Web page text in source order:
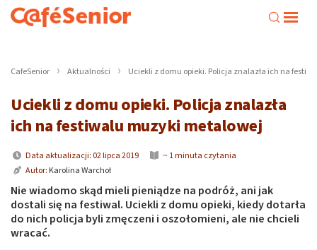
CafeSenior Aktualności Uciekli z domu opieki. Policja znalazła ich na
Uciekli z domu opieki. Policja znalazła
ich na festiwalu muzyki metalowej
Data aktualizacji: 02 lipca 2019
~ 1 minuta czytania
Autor: Karolina Warchoł
Nie wiadomo skąd mieli pieniądze na podróż, ani jak
dostali się na festiwal. Uciekli z domu opieki, kiedy dotarła
do nich policja byli zmęczeni i oszołomieni, ale nie chcieli
wracać.